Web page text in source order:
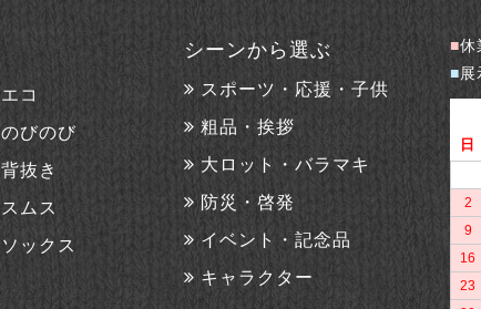
エコ
のびのび
背抜き
スムス
ソックス
シーンから選ぶ
スポーツ・応援・子供
粗品・挨拶
大ロット・バラマキ
防災・啓発
イベント・記念品
キャラクター
■休
■展